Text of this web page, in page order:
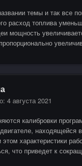
темы и так все
расход топлива
мощность
4 августа 2021
калибровки
находящейся
характеристики
что приведет к